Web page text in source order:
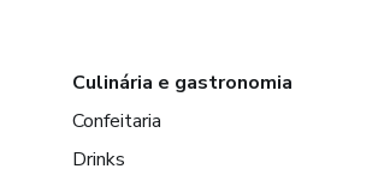
Culinária e gastronomia
Confeitaria
Drinks